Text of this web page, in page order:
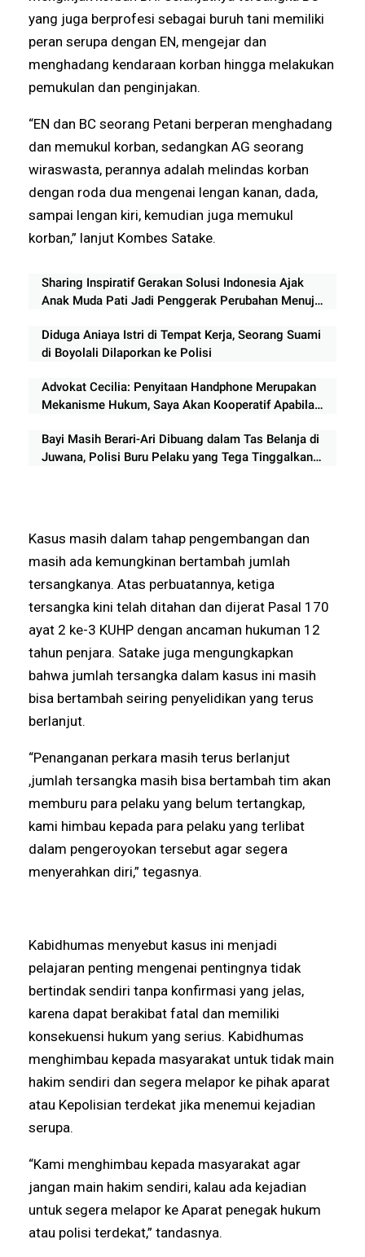
yang juga berprofesi sebagai buruh tani memiliki
peran serupa dengan EN, mengejar dan
menghadang kendaraan korban hingga melakukan
pemukulan dan penginjakan.
“EN dan BC seorang Petani berperan menghadang
dan memukul korban, sedangkan AG seorang
wiraswasta, perannya adalah melindas korban
dengan roda dua mengenai lengan kanan, dada,
sampai lengan kiri, kemudian juga memukul
korban,” lanjut Kombes Satake.
Sharing Inspiratif Gerakan Solusi Indonesia Ajak
Anak Muda Pati Jadi Penggerak Perubahan Menuju
Diduga Aniaya Istri di Tempat Kerja, Seorang Suami
di Boyolali Dilaporkan ke Polisi
Advokat Cecilia: Penyitaan Handphone Merupakan
Mekanisme Hukum, Saya Akan Kooperatif Apabila
Bayi Masih Berari-Ari Dibuang dalam Tas Belanja di
Juwana, Polisi Buru Pelaku yang Tega Tinggalkan
Kasus masih dalam tahap pengembangan dan
masih ada kemungkinan bertambah jumlah
tersangkanya. Atas perbuatannya, ketiga
tersangka kini telah ditahan dan dijerat Pasal 170
ayat 2 ke-3 KUHP dengan ancaman hukuman 12
tahun penjara. Satake juga mengungkapkan
bahwa jumlah tersangka dalam kasus ini masih
bisa bertambah seiring penyelidikan yang terus
berlanjut.
“Penanganan perkara masih terus berlanjut
,jumlah tersangka masih bisa bertambah tim akan
memburu para pelaku yang belum tertangkap,
kami himbau kepada para pelaku yang terlibat
dalam pengeroyokan tersebut agar segera
menyerahkan diri,” tegasnya.
Kabidhumas menyebut kasus ini menjadi
pelajaran penting mengenai pentingnya tidak
bertindak sendiri tanpa konfirmasi yang jelas,
karena dapat berakibat fatal dan memiliki
konsekuensi hukum yang serius. Kabidhumas
menghimbau kepada masyarakat untuk tidak main
hakim sendiri dan segera melapor ke pihak aparat
atau Kepolisian terdekat jika menemui kejadian
serupa.
“Kami menghimbau kepada masyarakat agar
jangan main hakim sendiri, kalau ada kejadian
untuk segera melapor ke Aparat penegak hukum
atau polisi terdekat,” tandasnya.